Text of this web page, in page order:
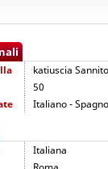
katiuscia Sannito
50
Italiano -
Italiana